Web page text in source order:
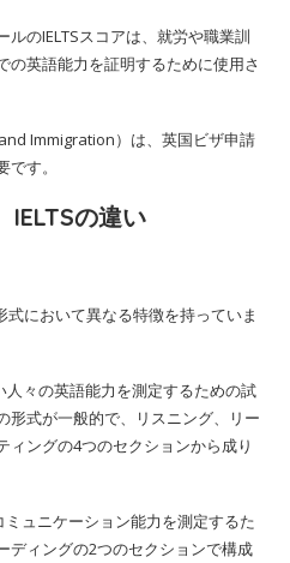
のIELTSスコアは、就労や職業訓
の英語能力を証明するために使用さ
Immigration）は、英国ビザ申請
す。
IELTSの違い
式において異なる特徴を持っていま
人々の英語能力を測定するための試
形式が一般的で、リスニング、リー
ングの4つのセクションから成り
ュニケーション能力を測定するた
ディングの2つのセクションで構成